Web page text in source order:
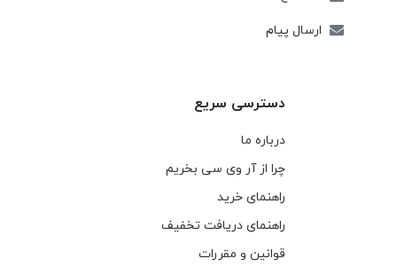
ارسال پیام
دسترسی سریع
درباره ما
چرا از آر وی سی بخریم
راهنمای خرید
راهنمای دریافت تخفیف
قوانین و مقررات